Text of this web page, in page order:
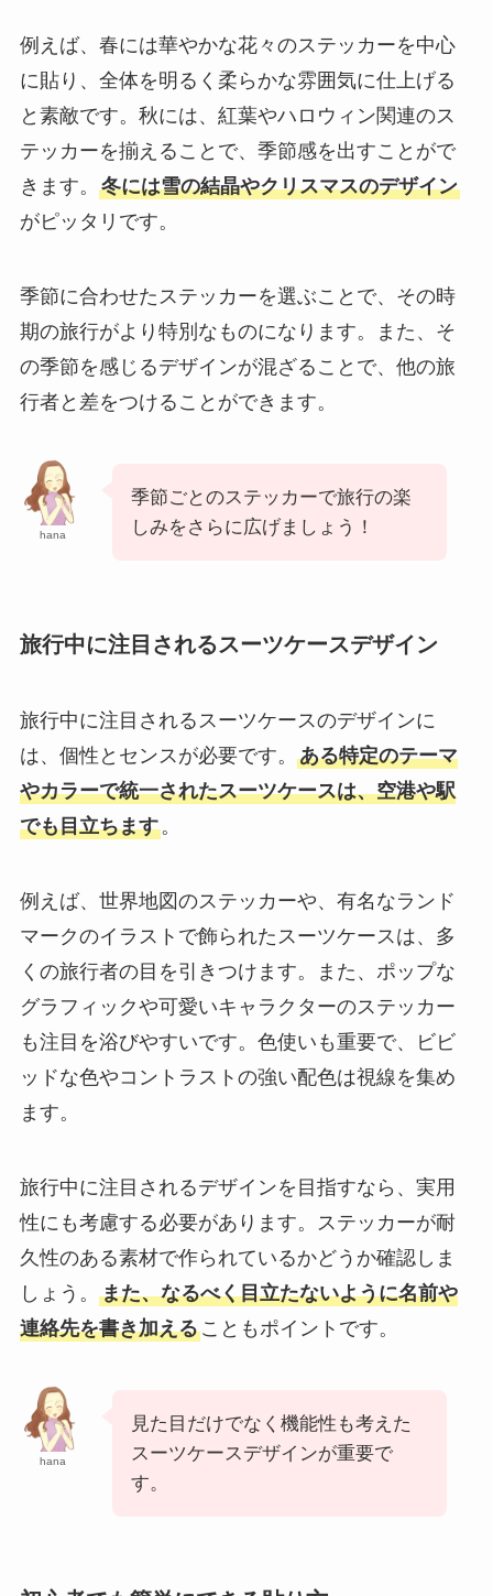
例えば、春には華やかな花々のステッカーを中心
に貼り、全体を明るく柔らかな雰囲気に仕上げる
と素敵です。秋には、紅葉やハロウィン関連のス
テッカーを揃えることで、季節感を出すことがで
きます。 冬には雪の結晶やクリスマスのデザイン
がピッタリです。
季節に合わせたステッカーを選ぶことで、その時
期の旅行がより特別なものになります。また、そ
の季節を感じるデザインが混ざることで、他の旅
行者と差をつけることができます。
hana
季節ごとのステッカーで旅行の楽
しみをさらに広げましょう！
旅行中に注目されるスーツケースデザイン
旅行中に注目されるスーツケースのデザインに
は、個性とセンスが必要です。 ある特定のテーマ
やカラーで統一されたスーツケースは、空港や駅
でも目立ちます。
例えば、世界地図のステッカーや、有名なランド
マークのイラストで飾られたスーツケースは、多
くの旅行者の目を引きつけます。また、ポップな
グラフィックや可愛いキャラクターのステッカー
も注目を浴びやすいです。色使いも重要で、ビビ
ッドな色やコントラストの強い配色は視線を集め
ます。
旅行中に注目されるデザインを目指すなら、実用
性にも考慮する必要があります。ステッカーが耐
久性のある素材で作られているかどうか確認しま
しょう。 また、なるべく目立たないように名前や
連絡先を書き加えることもポイントです。
hana
見た目だけでなく機能性も考えた
スーツケースデザインが重要で
す。